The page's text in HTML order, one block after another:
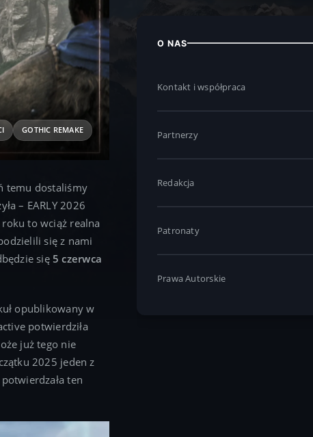
GOTHIC REMAKE
temu dostaliśmy
– EARLY 2026
to wciąż realna
się z nami
się 5 czerwca
opublikowany w
potwierdziła
już tego nie
2025 jeden z
ten
O NAS
Kontakt i współpraca
Partnerzy
Redakcja
Patronaty
Prawa Autorskie